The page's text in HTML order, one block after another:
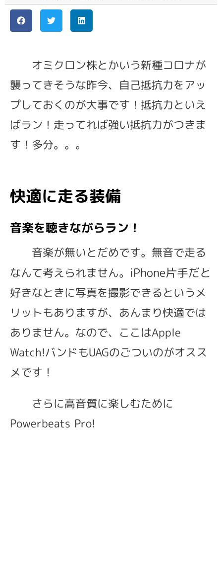
オミクロン株とかいう新種コロナが
襲ってきそうな昨今、自己抵抗力をアッ
プしておくのが大事です！抵抗力といえ
ばラン！走ってれば強い抵抗力がつきま
す！多分。。。
快適に走る装備
音楽を聴きながらラン！
音楽が無いとだめです。無音で走る
なんて考えられません。 iPhone片手だと
好きなときに写真を撮影できるというメ
リットもありますが、 あんまり快適では
ありません。なので、ここはApple
Watch!バンドもUAGのごついのがオスス
メです！
さらに高音質に楽しむために
Powerbeats Pro!